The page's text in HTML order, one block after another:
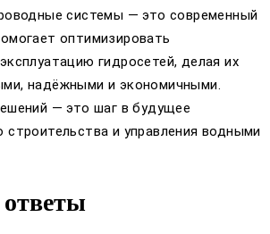
системы — это современный
оптимизировать
гидросетей, делая их
надёжными и экономичными.
— это шаг в будущее
строительства и управления водными